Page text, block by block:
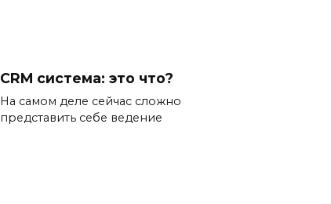
CRM система: это что?
На самом деле сейчас сложно
представить себе ведение